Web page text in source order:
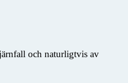
och naturligtvis av